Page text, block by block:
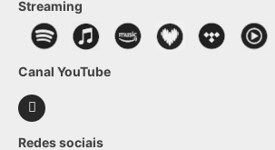
Streaming
Canal YouTube
Redes sociais